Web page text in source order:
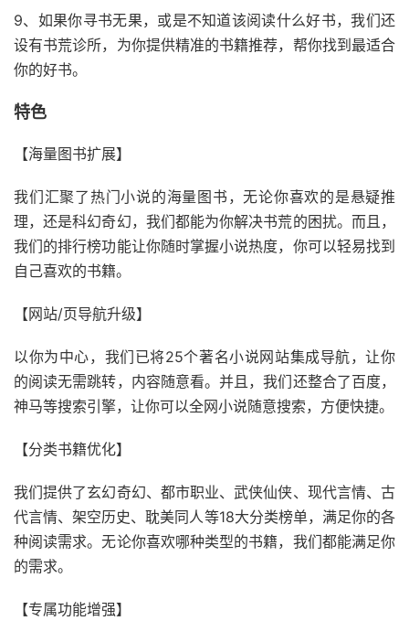
9、如果你寻书无果，或是不知道该阅读什么好书，我们还
设有书荒诊所，为你提供精准的书籍推荐，帮你找到最适合
你的好书。
特色
【海量图书扩展】
我们汇聚了热门小说的海量图书，无论你喜欢的是悬疑推
理，还是科幻奇幻，我们都能为你解决书荒的困扰。而且，
我们的排行榜功能让你随时掌握小说热度，你可以轻易找到
自己喜欢的书籍。
【网站/页导航升级】
以你为中心，我们已将25个著名小说网站集成导航，让你
的阅读无需跳转，内容随意看。并且，我们还整合了百度，
神马等搜索引擎，让你可以全网小说随意搜索，方便快捷。
【分类书籍优化】
我们提供了玄幻奇幻、都市职业、武侠仙侠、现代言情、古
代言情、架空历史、耽美同人等18大分类榜单，满足你的各
种阅读需求。无论你喜欢哪种类型的书籍，我们都能满足你
的需求。
【专属功能增强】